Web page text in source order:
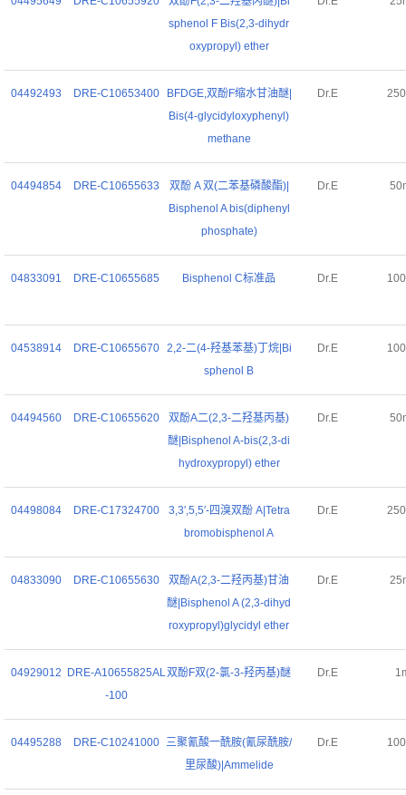
sphenol F Bis(2,3-dihydr
oxypropyl) ether
04492493 DRE-C10653400
BFDGE,双酚F缩水甘油醚|
Bis(4-glycidyloxyphenyl)
methane
Dr.E
04494854 DRE-C10655633
双酚 A 双(二苯基磷酸酯)|
Bisphenol A bis(diphenyl
phosphate)
Dr.E
04833091 DRE-C10655685 Bisphenol C标准品 Dr.E
04538914 DRE-C10655670 2,2-二(4-羟基苯基)丁烷|Bi
sphenol B
Dr.E
04494560 DRE-C10655620
双酚A二(2,3-二羟基丙基)
醚|Bisphenol A-bis(2,3-di
hydroxypropyl) ether
Dr.E
04498084 DRE-C17324700
3,3′,5,5′-四溴双酚 A|Tetra
bromobisphenol A
Dr.E
04833090 DRE-C10655630
双酚A(2,3-二羟丙基)甘油
醚|Bisphenol A (2,3-dihyd
roxypropyl)glycidyl ether
Dr.E
04929012
DRE-A10655825AL
-100
双酚F双(2-氯-3-羟丙基)醚 Dr.E
04495288 DRE-C10241000 三聚氰酸一酰胺(氰尿酰胺/
里尿酸)|Ammelide
Dr.E